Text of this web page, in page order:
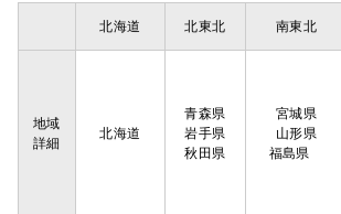
北海道 北東北 南東北
地域
詳細
北海道
青森県
岩手県
秋田県
宮城県
山形県
福島県